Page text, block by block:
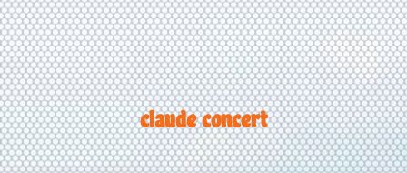
claude concert